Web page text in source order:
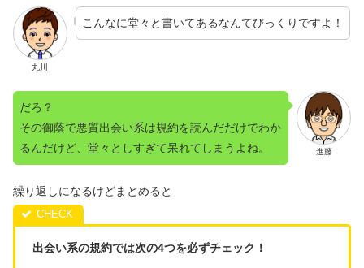
丸川
こんなに堂々と書いてあるなんてびっくりですよ！
進藤
だろ？
その御蔭で悪質出会い系は規約を読んだだけでわか
るんだけど、堂々としすぎて呆れてしまうよね。
繰り返しになるけどまとめると
出会い系の規約では次の4つを必ずチェック！